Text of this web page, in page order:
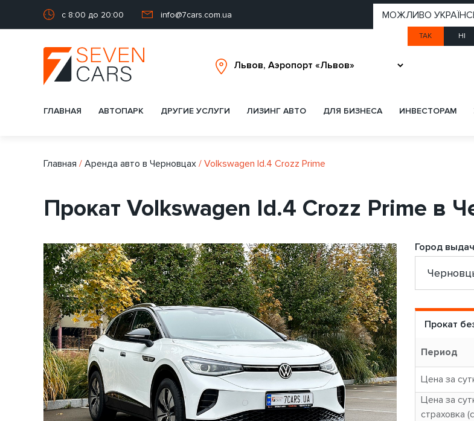
с 8:00 до 20:00 info@7cars.com.ua МОЖЛИВО
ТАК НІ
ГЛАВНАЯ АВТОПАРК ДРУГИЕ УСЛУГИ ЛИЗИНГ АВТО ДЛЯ БИЗНЕСА ИНВЕСТОРАМ
Главная / Аренда авто в Черновцах / Volkswagen Id.4 Crozz Prime
Прокат Volkswagen Id.4 Crozz Prime в
Город
Прокат
Период
Цена за
Цена за
страховка